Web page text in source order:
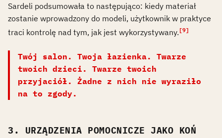
Sardeli podsumowała to następująco: kiedy materiał
zostanie wprowadzony do modeli, użytkownik w praktyce
traci kontrolę nad tym, jak jest wykorzystywany. [9]
Twój salon. Twoja łazienka. Twarze
twoich dzieci. Twarze twoich
przyjaciół. Żadne z nich nie wyraziło
na to zgody.
3. URZĄDZENIA POMOCNICZE JAKO KOŃ